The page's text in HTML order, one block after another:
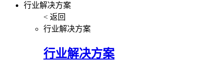
行业解决方案
< 返回
行业解决方案
行业解决方案